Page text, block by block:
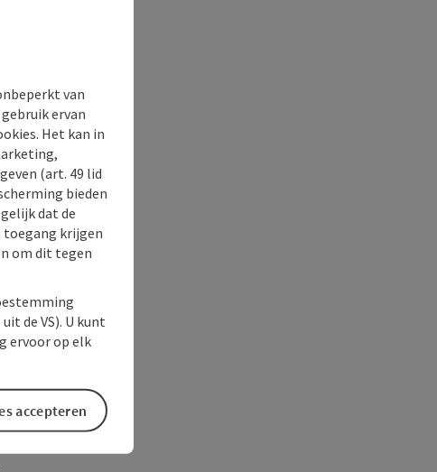
van
ervan
Het kan in
(art. 49 lid
bieden
dat de
krijgen
om dit tegen
de VS). U kunt
ervoor op elk
accepteren